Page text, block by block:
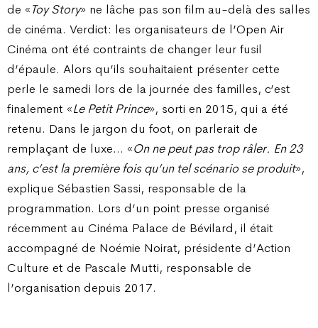
de «Toy Story» ne lâche pas son film au-delà des salles
de cinéma. Verdict: les organisateurs de l’Open Air
Cinéma ont été contraints de changer leur fusil
d’épaule. Alors qu’ils souhaitaient présenter cette
perle le samedi lors de la journée des familles, c’est
finalement «Le Petit Prince», sorti en 2015, qui a été
retenu. Dans le jargon du foot, on parlerait de
remplaçant de luxe… «On ne peut pas trop râler. En 23
ans, c’est la première fois qu’un tel scénario se produit»,
explique Sébastien Sassi, responsable de la
programmation. Lors d’un point presse organisé
récemment au Cinéma Palace de Bévilard, il était
accompagné de Noémie Noirat, présidente d’Action
Culture et de Pascale Mutti, responsable de
l’organisation depuis 2017.